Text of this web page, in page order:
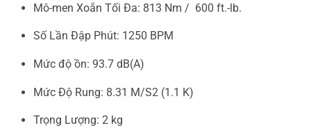
Mô-men Xoắn Tối Đa: 813 Nm / 600 ft.-lb.
Số Lần Đập Phút: 1250 BPM
Mức độ ồn: 93.7 dB(A)
Mức Độ Rung: 8.31 M/S2 (1.1 K)
Trọng Lượng: 2 kg